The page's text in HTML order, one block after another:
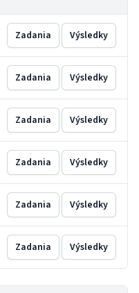
Zadania Výsledky
Zadania Výsledky
Zadania Výsledky
Zadania Výsledky
Zadania Výsledky
Zadania Výsledky